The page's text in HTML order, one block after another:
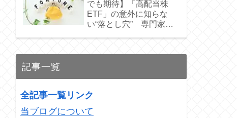
でも期待】「高配当株
ETF」の意外に知らな
い“落とし穴” 専門家お
記事一覧
全記事一覧リンク
当ブログについて